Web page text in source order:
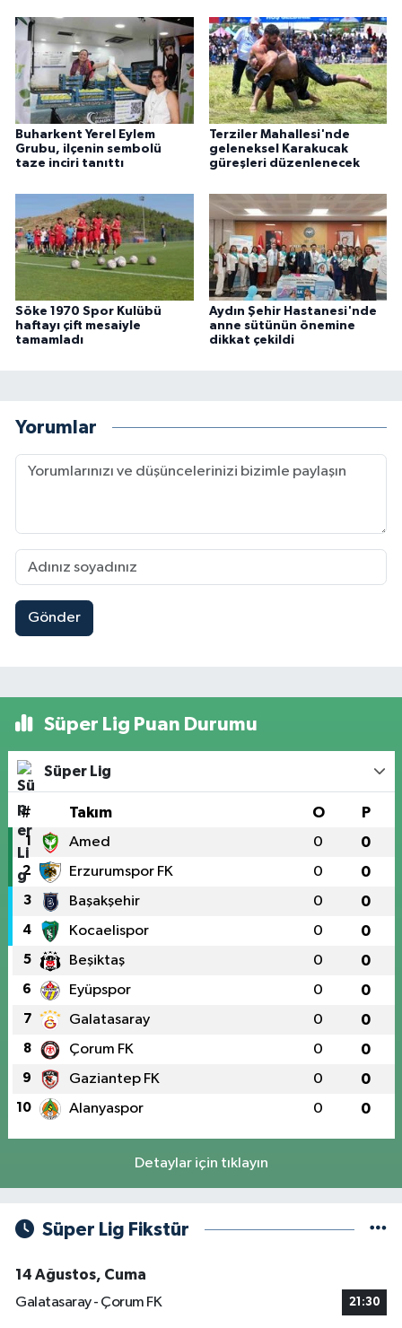
Buharkent Yerel Eylem
Grubu, ilçenin sembolü
taze inciri tanıttı
Terziler Mahallesi'nde
geleneksel Karakucak
güreşleri düzenlenecek
Söke 1970 Spor Kulübü
haftayı çift mesaiyle
tamamladı
Aydın Şehir Hastanesi'nde
anne sütünün önemine
dikkat çekildi
Yorumlar
Gönder
Süper Lig Puan Durumu
Süper Lig
# Takım O P
1 Amed 0 0
2 Erzurumspor FK 0 0
3 Başakşehir 0 0
4 Kocaelispor 0 0
5 Beşiktaş 0 0
6 Eyüpspor 0 0
7 Galatasaray 0 0
8 Çorum FK 0 0
9 Gaziantep FK 0 0
10 Alanyaspor 0 0
Detaylar için tıklayın
Süper Lig Fikstür
14 Ağustos, Cuma
Galatasaray - Çorum FK
21:30